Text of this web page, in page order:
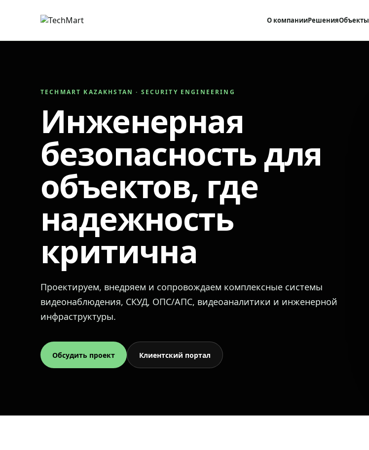
О компанииРешенияОбъекты
TECHMART KAZAKHSTAN · SECURITY ENGINEERING
Инженерная
безопасность для
объектов, где
надежность
критична
Проектируем, внедряем и сопровождаем комплексные системы
видеонаблюдения, СКУД, ОПС/АПС, видеоаналитики и инженерной
инфраструктуры.
Обсудить проект Клиентский портал